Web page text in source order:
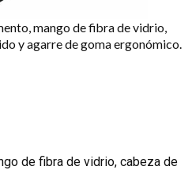
mango de fibra de vidrio,
y agarre de goma ergonómico.
de fibra de vidrio, cabeza de